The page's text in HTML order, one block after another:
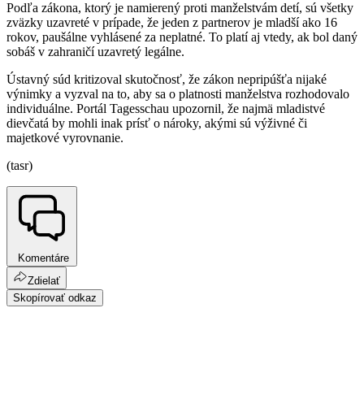
Podľa zákona, ktorý je namierený proti manželstvám detí, sú všetky
zväzky uzavreté v prípade, že jeden z partnerov je mladší ako 16
rokov, paušálne vyhlásené za neplatné. To platí aj vtedy, ak bol daný
sobáš v zahraničí uzavretý legálne.
Ústavný súd kritizoval skutočnosť, že zákon nepripúšťa nijaké
výnimky a vyzval na to, aby sa o platnosti manželstva rozhodovalo
individuálne. Portál Tagesschau upozornil, že najmä mladistvé
dievčatá by mohli inak prísť o nároky, akými sú výživné či
majetkové vyrovnanie.
(tasr)
Komentáre
Zdielať
Skopírovať odkaz